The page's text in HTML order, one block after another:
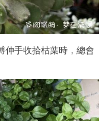
伸手收拾枯葉時，總會